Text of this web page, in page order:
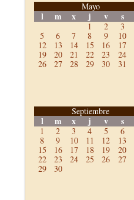
Mayo
l m x j v s
1 2 3
5
6 7 8 9 10
12
13 14 15 16 17
19
20 21 22 23 24
26
27 28 29 30 31
Septiembre
l m x j v s
1 2 3 4 5 6
8
9 10 11 12 13
15
16 17 18 19 20
22
23 24 25 26 27
29
30